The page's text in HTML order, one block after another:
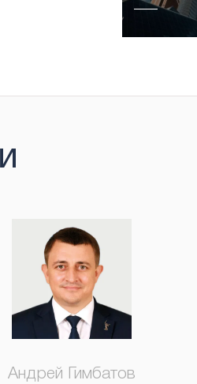
Андрей Гимбатов